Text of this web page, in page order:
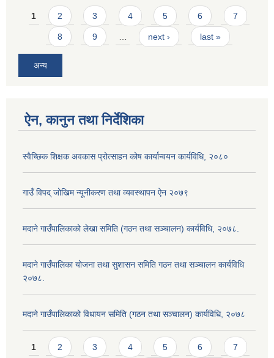
Pages
1 2 3 4 5 6 7
8 9 … next › last »
अन्य
ऐन, कानुन तथा निर्देशिका
स्वैच्छिक शिक्षक अवकास प्रोत्साहन कोष कार्यान्वयन कार्यविधि, २०८०
गाउँ विपद् जोखिम न्यूनीकरण तथा व्यवस्थापन ऐन २०७९
मदाने गाउँपालिकाको लेखा समिति (गठन तथा सञ्चालन) कार्यविधि, २०७८.
मदाने गाउँपालिका योजना तथा सुशासन समिति गठन तथा सञ्चालन कार्यविधि
२०७८.
मदाने गाउँपालिकाको विधायन समिति (गठन तथा सञ्चालन) कार्यविधि, २०७८
Pages
1 2 3 4 5 6 7